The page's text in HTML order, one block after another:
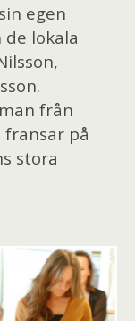
egen
lokala
från
på
stora